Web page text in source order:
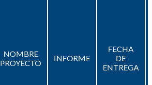
NOMBRE
PROYECTO
INFORME
FECHA
DE
ENTREGA